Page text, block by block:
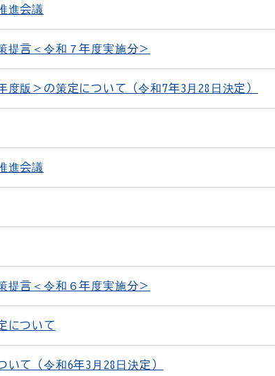
進会議
提言＜令和７年度実施分＞
版＞の策定について（令和7年3月28日決定）
進会議
提言＜令和６年度実施分＞
について
て（令和6年3月28日決定）